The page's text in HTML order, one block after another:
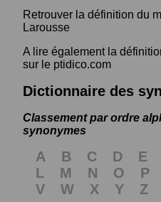
Retrouver la définition du
Larousse
A lire également la
sur le ptidico.com
Dictionnaire des
Classement par ordre
synonymes
A B C D E
L
M N O P
V
W X Y Z